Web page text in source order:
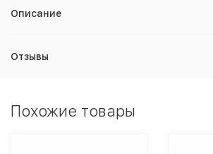
Описание
Отзывы
Похожие товары